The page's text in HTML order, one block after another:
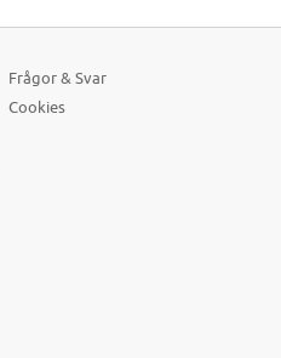
Frågor & Svar
Cookies